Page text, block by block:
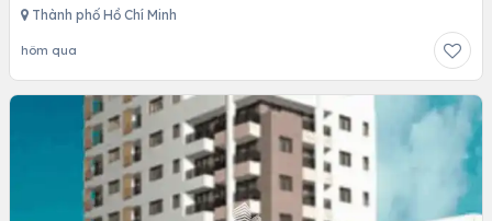
Thành phố Hồ Chí Minh
hôm qua